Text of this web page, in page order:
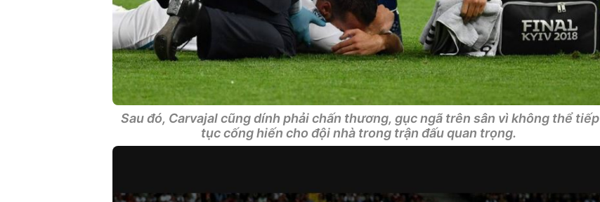
Sau đó, Carvajal cũng dính phải chấn thương, gục ngã trên sân vì không thể tiếp
tục cống hiến cho đội nhà trong trận đấu quan trọng.